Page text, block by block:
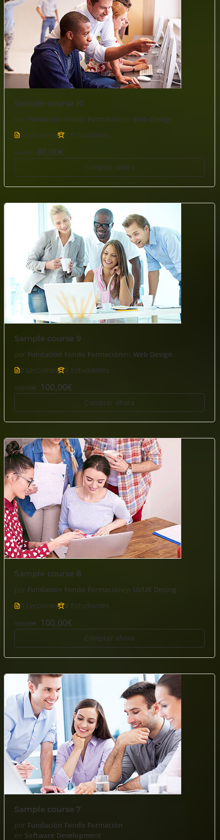
Sample course 10
por Fundación Fondo Formaciónen Web Design
0 Lecciones
8 Estudiantes
90,00€ 80,00€
Comprar ahora
Sample course 9
por Fundación Fondo Formaciónen Web Design
0 Lecciones
8 Estudiantes
120,00€ 100,00€
Comprar ahora
Sample course 8
por Fundación Fondo Formaciónen UI/UX Desing
0 Lecciones
8 Estudiantes
120,00€ 100,00€
Comprar ahora
Sample course 7
por Fundación Fondo Formación
en Software Development